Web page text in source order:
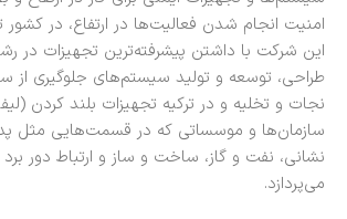
امنیت انجام شدن فعالیت‌ها در ارتفاع، در
این شرکت با داشتن پیشرفته‌ترین تجهیزات در
طراحی، توسعه و تولید سیستم‌های جلوگیری از
نجات و تخلیه و در ترکیه تجهیزات بلند کردن
سازمان‌ها و موسساتی که در قسمت‌هایی مثل
نشانی، نفت و گاز، ساخت و ساز و ارتباط دور برد
می‌پردازد.